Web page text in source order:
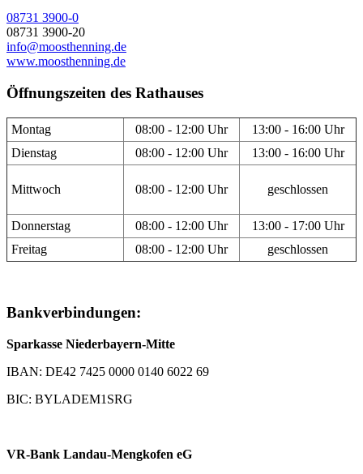
08731 3900-0
08731 3900-20
info@moosthenning.de
www.moosthenning.de
Öffnungszeiten des Rathauses
Montag 08:00 - 12:00 Uhr
13:00 - 16:00 Uhr
Dienstag
08:00 - 12:00 Uhr 13:00 - 16:00 Uhr
Mittwoch 08:00 - 12:00 Uhr geschlossen
Donnerstag 08:00 - 12:00 Uhr
13:00 - 17:00 Uhr
Freitag
08:00 - 12:00 Uhr geschlossen
Bankverbindungen:
Sparkasse Niederbayern-Mitte
IBAN: DE42 7425 0000 0140 6022 69
BIC: BYLADEM1SRG
VR-Bank Landau-Mengkofen eG